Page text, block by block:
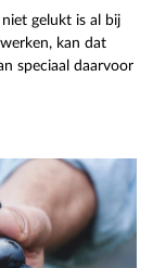
gelukt is al bij
kan dat
speciaal daarvoor